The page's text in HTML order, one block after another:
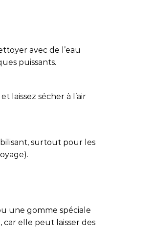
avec de l’eau
puissants.
laissez sécher à l’air
surtout pour les
une gomme spéciale
car elle peut laisser des